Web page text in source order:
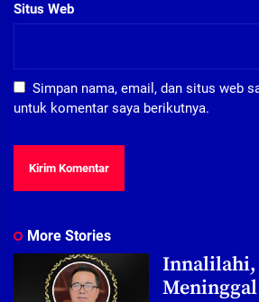
Situs Web
Simpan nama, email, dan situs web
untuk komentar saya berikutnya.
More Stories
Innalilahi,